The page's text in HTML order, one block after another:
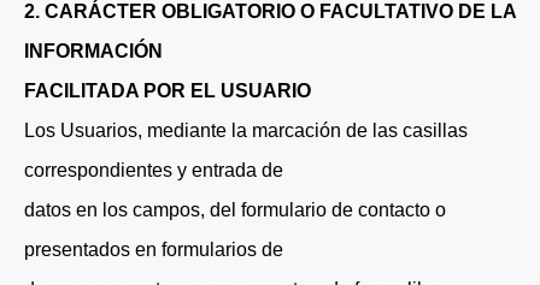
2. CARÁCTER OBLIGATORIO O FACULTATIVO DE LA
INFORMACIÓN
FACILITADA POR EL USUARIO
Los Usuarios, mediante la marcación de las casillas
correspondientes y entrada de
datos en los campos, del formulario de contacto o
presentados en formularios de